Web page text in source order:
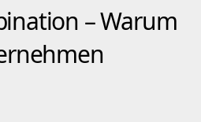
– Warum